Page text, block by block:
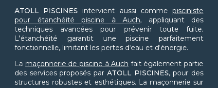
ATOLL PISCINES intervient aussi commepisciniste
pour étanchéité piscine à Auch, appliquant des
techniques avancées pour prévenir toute fuite.
L'étanchéité garantit une piscine parfaitement
fonctionnelle, limitant les pertes d'eau et d'énergie.
La maçonnerie de piscine à Auch fait également partie
des services proposés par ATOLL PISCINES, pour des
structures robustes et esthétiques. La maçonnerie sur